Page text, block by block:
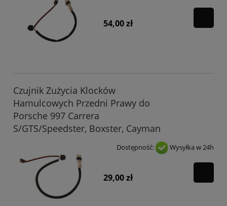
54,00 zł
Czujnik Zużycia Klocków
Hamulcowych Przedni Prawy do
Porsche 997 Carrera
S/GTS/Speedster, Boxster, Cayman
Dostępność: Wysyłka w 24h
29,00 zł